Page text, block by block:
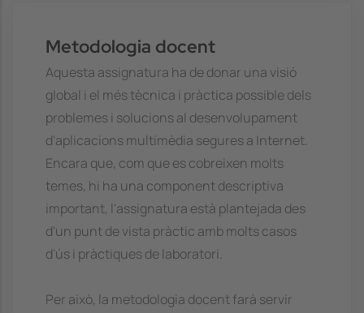
Metodologia docent
Aquesta assignatura ha de donar una visió
global i el més tècnica i pràctica possible dels
problemes i solucions al desenvolupament
d'aplicacions multimèdia segures a Internet.
Encara que, com que es cobreixen molts
temes, hi ha una component descriptiva
important, l'assignatura està plantejada des
d'un punt de vista pràctic amb molts casos
d'ús i pràctiques de laboratori.
Per això, la metodologia docent farà servir